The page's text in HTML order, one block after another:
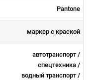
Pantone
маркер с краской
автотранспорт /
спецтехника /
водный транспорт /